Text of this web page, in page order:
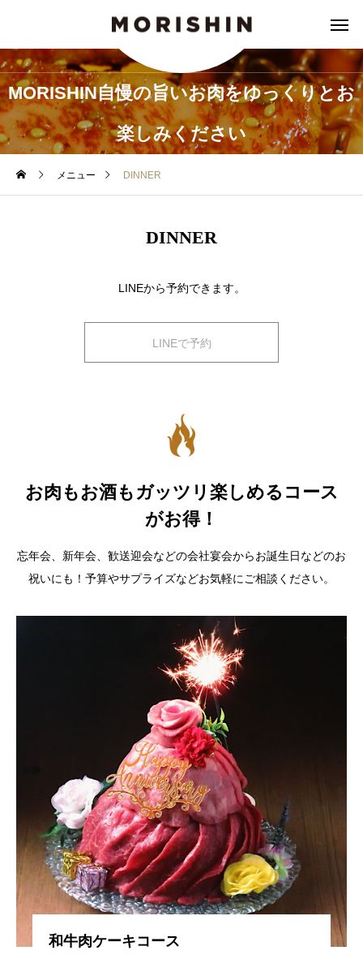
MORISHIN自慢の旨いお肉をゆっくりとお
楽しみください
メニュー DINNER
DINNER
LINEから予約できます。
LINEで予約
お肉もお酒もガッツリ楽しめるコース
がお得！
忘年会、新年会、歓送迎会などの会社宴会からお誕生日などのお
祝いにも！予算やサプライズなどお気軽にご相談ください。
和牛肉ケーキコース